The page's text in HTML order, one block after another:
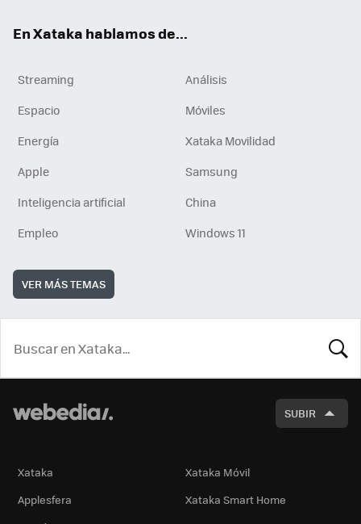
En Xataka hablamos de...
Streaming
Análisis
Espacio
Móviles
Energía
Xataka Movilidad
Apple
Samsung
Inteligencia artificial
China
Empleo
Windows 11
VER MÁS TEMAS
SUBIR
Xataka
Xataka Móvil
Applesfera
Xataka Smart Home